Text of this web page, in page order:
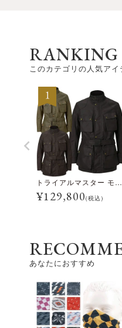
RANKING
このカテゴリの人気アイ
トライアルマスター モーターサイクル ジャケット
¥129,800(税込)
あなたにおすすめ